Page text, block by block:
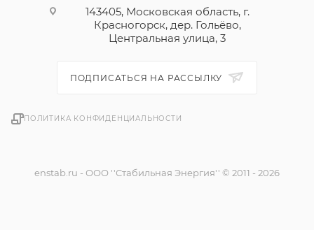
143405, Московская область, г.
Красногорск, дер. Гольёво,
Центральная улица, 3
ПОДПИСАТЬСЯ НА РАССЫЛКУ
ПОЛИТИКА КОНФИДЕНЦИАЛЬНОСТИ
enstab.ru - ООО ''Стабильная Энергия'' © 2011 - 2026